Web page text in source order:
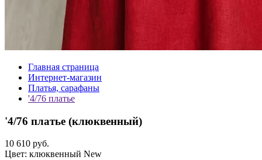
Главная страница
Интернет-магазин
Платья, сарафаны
'4/76 платье
'4/76 платье (клюквенный)
10 610 руб.
Цвет: клюквенный New